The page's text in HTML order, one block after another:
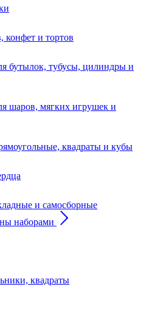
конфет и тортов
бутылок, тубусы, цилиндры и
шаров, мягких игрушек и
квадраты и кубы
и самосборные
наборами
квадраты